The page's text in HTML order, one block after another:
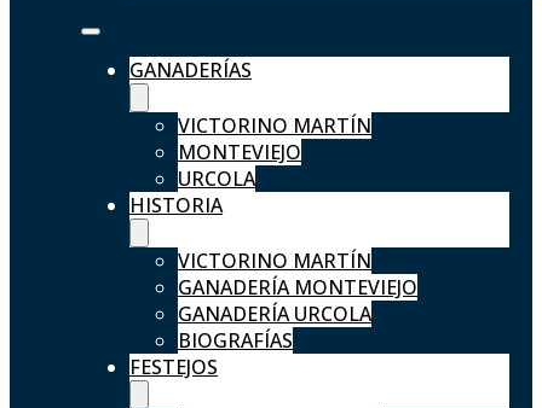
GANADERÍAS
VICTORINO MARTÍN
MONTEVIEJO
URCOLA
HISTORIA
VICTORINO MARTÍN
GANADERÍA MONTEVIEJO
GANADERÍA URCOLA
BIOGRAFÍAS
FESTEJOS